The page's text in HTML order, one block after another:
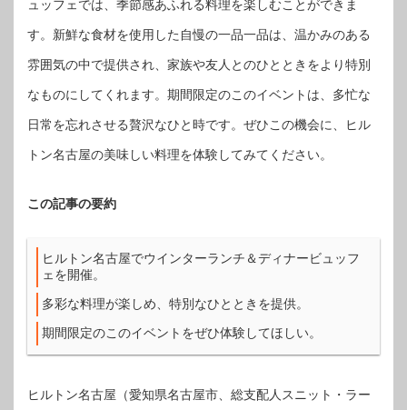
ュッフェでは、季節感あふれる料理を楽しむことができま
す。新鮮な食材を使用した自慢の一品一品は、温かみのある
雰囲気の中で提供され、家族や友人とのひとときをより特別
なものにしてくれます。期間限定のこのイベントは、多忙な
日常を忘れさせる贅沢なひと時です。ぜひこの機会に、ヒル
トン名古屋の美味しい料理を体験してみてください。
この記事の要約
ヒルトン名古屋でウインターランチ＆ディナービュッフ
ェを開催。
多彩な料理が楽しめ、特別なひとときを提供。
期間限定のこのイベントをぜひ体験してほしい。
ヒルトン名古屋（愛知県名古屋市、総支配人スニット・ラー